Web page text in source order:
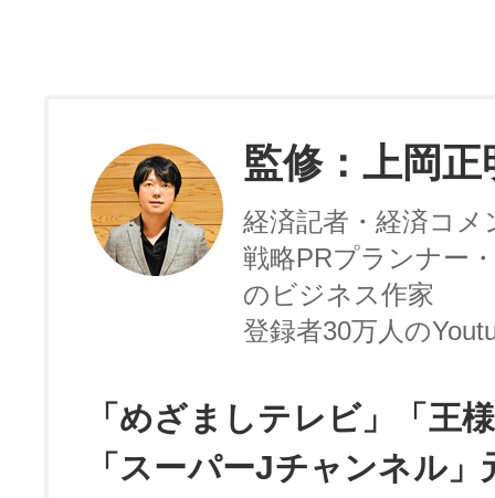
監修：上岡正
経済記者・経済コメ
戦略PRプランナー
のビジネス作家
登録者30万人の
「めざましテレビ」「王
「スーパーJチャンネル